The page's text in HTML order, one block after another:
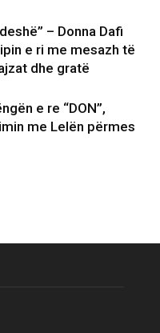
– Donna Dafi
e ri me mesazh të
dhe gratë
e re “DON”,
me Lelën përmes